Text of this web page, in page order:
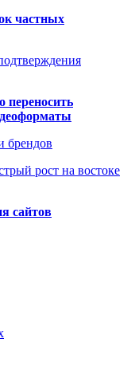
частных
переносить
брендов
рост на востоке
сайтов